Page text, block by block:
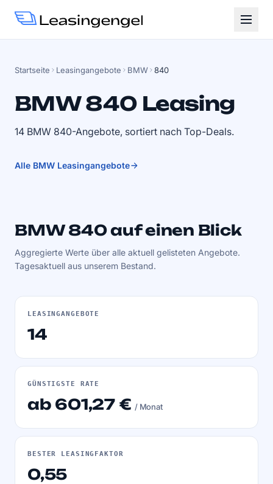
Startseite Leasingangebote BMW 840
BMW 840 Leasing
14 BMW 840-Angebote, sortiert nach Top-Deals.
Alle BMW Leasingangebote
BMW 840 auf einen Blick
Aggregierte Werte über alle aktuell gelisteten Angebote.
Tagesaktuell aus unserem Bestand.
LEASINGANGEBOTE
14
GÜNSTIGSTE RATE
ab 601,27 €/ Monat
BESTER LEASINGFAKTOR
0,55